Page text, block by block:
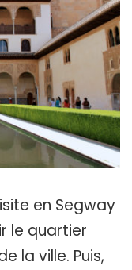
en Segway
le quartier
la ville. Puis,